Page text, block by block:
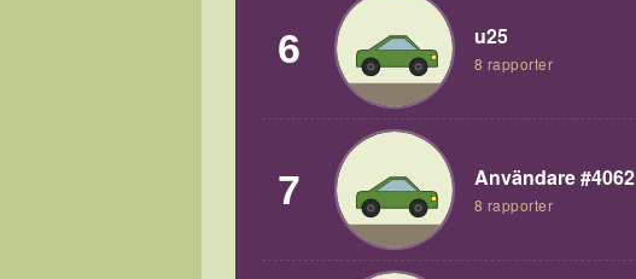
6 u25
8 rapporter
7 Användare #4062
8 rapporter